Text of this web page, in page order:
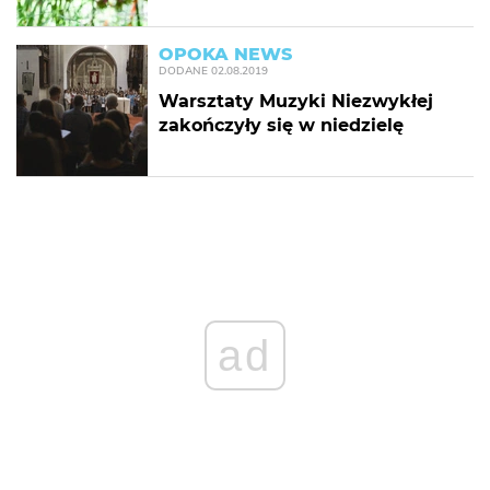
OPOKA NEWS
DODANE 02.08.2019
Warsztaty Muzyki Niezwykłej
zakończyły się w niedzielę
ad